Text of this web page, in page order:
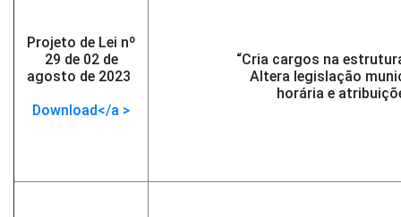
Projeto de Lei nº
29 de 02 de
agosto de 2023
Download</a >
“Cria cargos na
Altera legislação
horária e